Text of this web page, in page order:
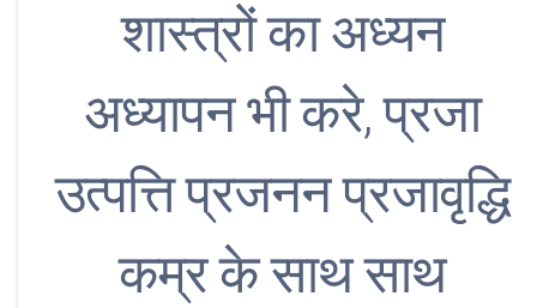
शास्त्रों का अध्यन
अध्यापन भी करे, प्रजा
उत्पत्ति प्रजनन प्रजावृद्धि
कम्र के साथ साथ